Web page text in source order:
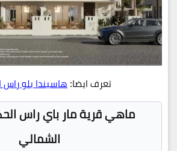
تعرف ايضا:هاسيندا بلو
ماهي قرية مار باي راس
الشمالي